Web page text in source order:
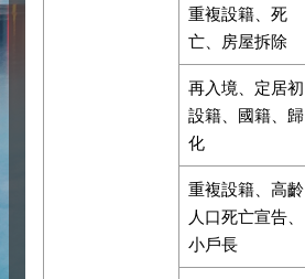
重複設籍、死
亡、房屋拆除
再入境、定居初
設籍、國籍、歸
化
重複設籍、高齡
人口死亡宣告、
小戶長